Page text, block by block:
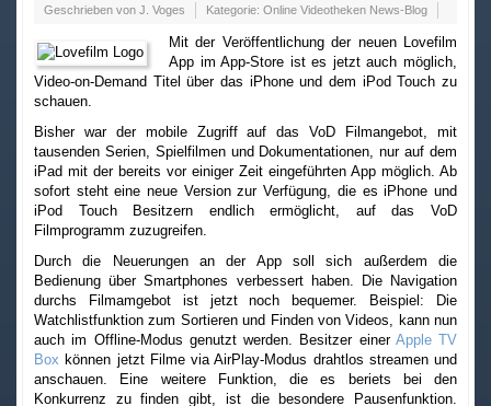
Geschrieben von J. Voges Kategorie: Online Videotheken News-Blog
Mit der Veröffentlichung der neuen Lovefilm
App im App-Store ist es jetzt auch möglich,
Video-on-Demand Titel über das iPhone und dem iPod Touch zu
schauen.
Bisher war der mobile Zugriff auf das VoD Filmangebot, mit
tausenden Serien, Spielfilmen und Dokumentationen, nur auf dem
iPad mit der bereits vor einiger Zeit eingeführten App möglich. Ab
sofort steht eine neue Version zur Verfügung, die es iPhone und
iPod Touch Besitzern endlich ermöglicht, auf das VoD
Filmprogramm zuzugreifen.
Durch die Neuerungen an der App soll sich außerdem die
Bedienung über Smartphones verbessert haben. Die Navigation
durchs Filmamgebot ist jetzt noch bequemer. Beispiel: Die
Watchlistfunktion zum Sortieren und Finden von Videos, kann nun
auch im Offline-Modus genutzt werden. Besitzer einer Apple TV
Box können jetzt Filme via AirPlay-Modus drahtlos streamen und
anschauen. Eine weitere Funktion, die es beriets bei den
Konkurrenz zu finden gibt, ist die besondere Pausenfunktion.